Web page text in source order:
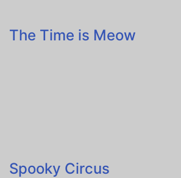
The Time is Meow
Spooky Circus